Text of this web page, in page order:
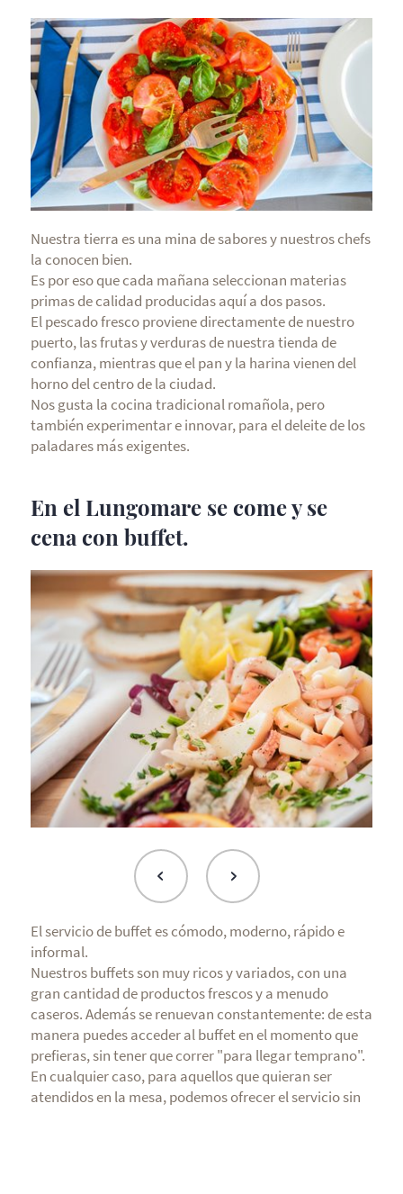
Nuestra tierra es una mina de sabores y nuestros chefs
la conocen bien.
Es por eso que cada mañana seleccionan materias
primas de calidad producidas aquí a dos pasos.
El pescado fresco proviene directamente de nuestro
puerto, las frutas y verduras de nuestra tienda de
confianza, mientras que el pan y la harina vienen del
horno del centro de la ciudad.
Nos gusta la cocina tradicional romañola, pero
también experimentar e innovar, para el deleite de los
paladares más exigentes.
En el Lungomare se come y se
cena con buffet.
El servicio de buffet es cómodo, moderno, rápido e
informal.
Nuestros buffets son muy ricos y variados, con una
gran cantidad de productos frescos y a menudo
caseros. Además se renuevan constantemente: de esta
manera puedes acceder al buffet en el momento que
prefieras, sin tener que correr "para llegar temprano".
En cualquier caso, para aquellos que quieran ser
atendidos en la mesa, podemos ofrecer el servicio sin